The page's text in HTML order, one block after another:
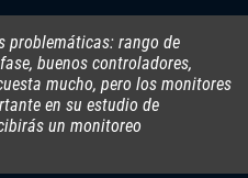
problemáticas: rango de
buenos controladores,
mucho, pero los monitores
en su estudio de
un monitoreo